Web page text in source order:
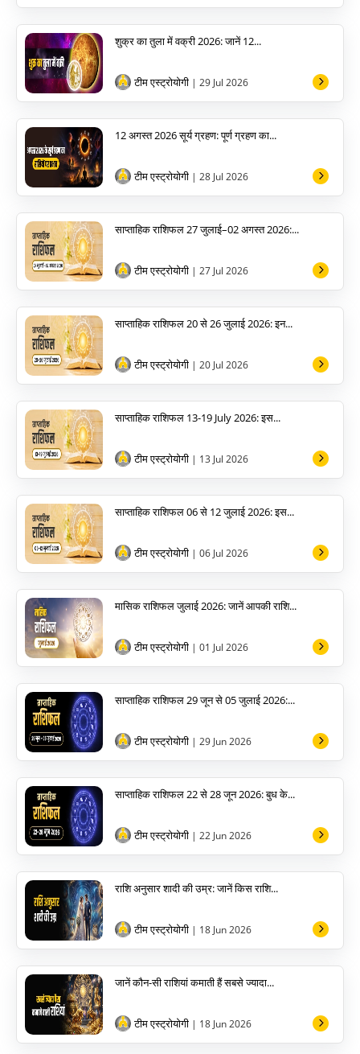
शुक्र का तुला में वक्री 2026: जानें 12...
टीम एस्ट्रोयोगी | 29 Jul 2026
12 अगस्त 2026 सूर्य ग्रहण: पूर्ण ग्रहण का...
टीम एस्ट्रोयोगी | 28 Jul 2026
साप्ताहिक राशिफल 27 जुलाई–02 अगस्त 2026:...
टीम एस्ट्रोयोगी | 27 Jul 2026
साप्ताहिक राशिफल 20 से 26 जुलाई 2026: इन...
टीम एस्ट्रोयोगी | 20 Jul 2026
साप्ताहिक राशिफल 13-19 July 2026: इस...
टीम एस्ट्रोयोगी | 13 Jul 2026
साप्ताहिक राशिफल 06 से 12 जुलाई 2026: इस...
टीम एस्ट्रोयोगी | 06 Jul 2026
मासिक राशिफल जुलाई 2026: जानें आपकी राशि...
टीम एस्ट्रोयोगी | 01 Jul 2026
साप्ताहिक राशिफल 29 जून से 05 जुलाई 2026:...
टीम एस्ट्रोयोगी | 29 Jun 2026
साप्ताहिक राशिफल 22 से 28 जून 2026: बुध के...
टीम एस्ट्रोयोगी | 22 Jun 2026
राशि अनुसार शादी की उम्र: जानें किस राशि...
टीम एस्ट्रोयोगी | 18 Jun 2026
जानें कौन-सी राशियां कमाती हैं सबसे ज्यादा...
टीम एस्ट्रोयोगी | 18 Jun 2026